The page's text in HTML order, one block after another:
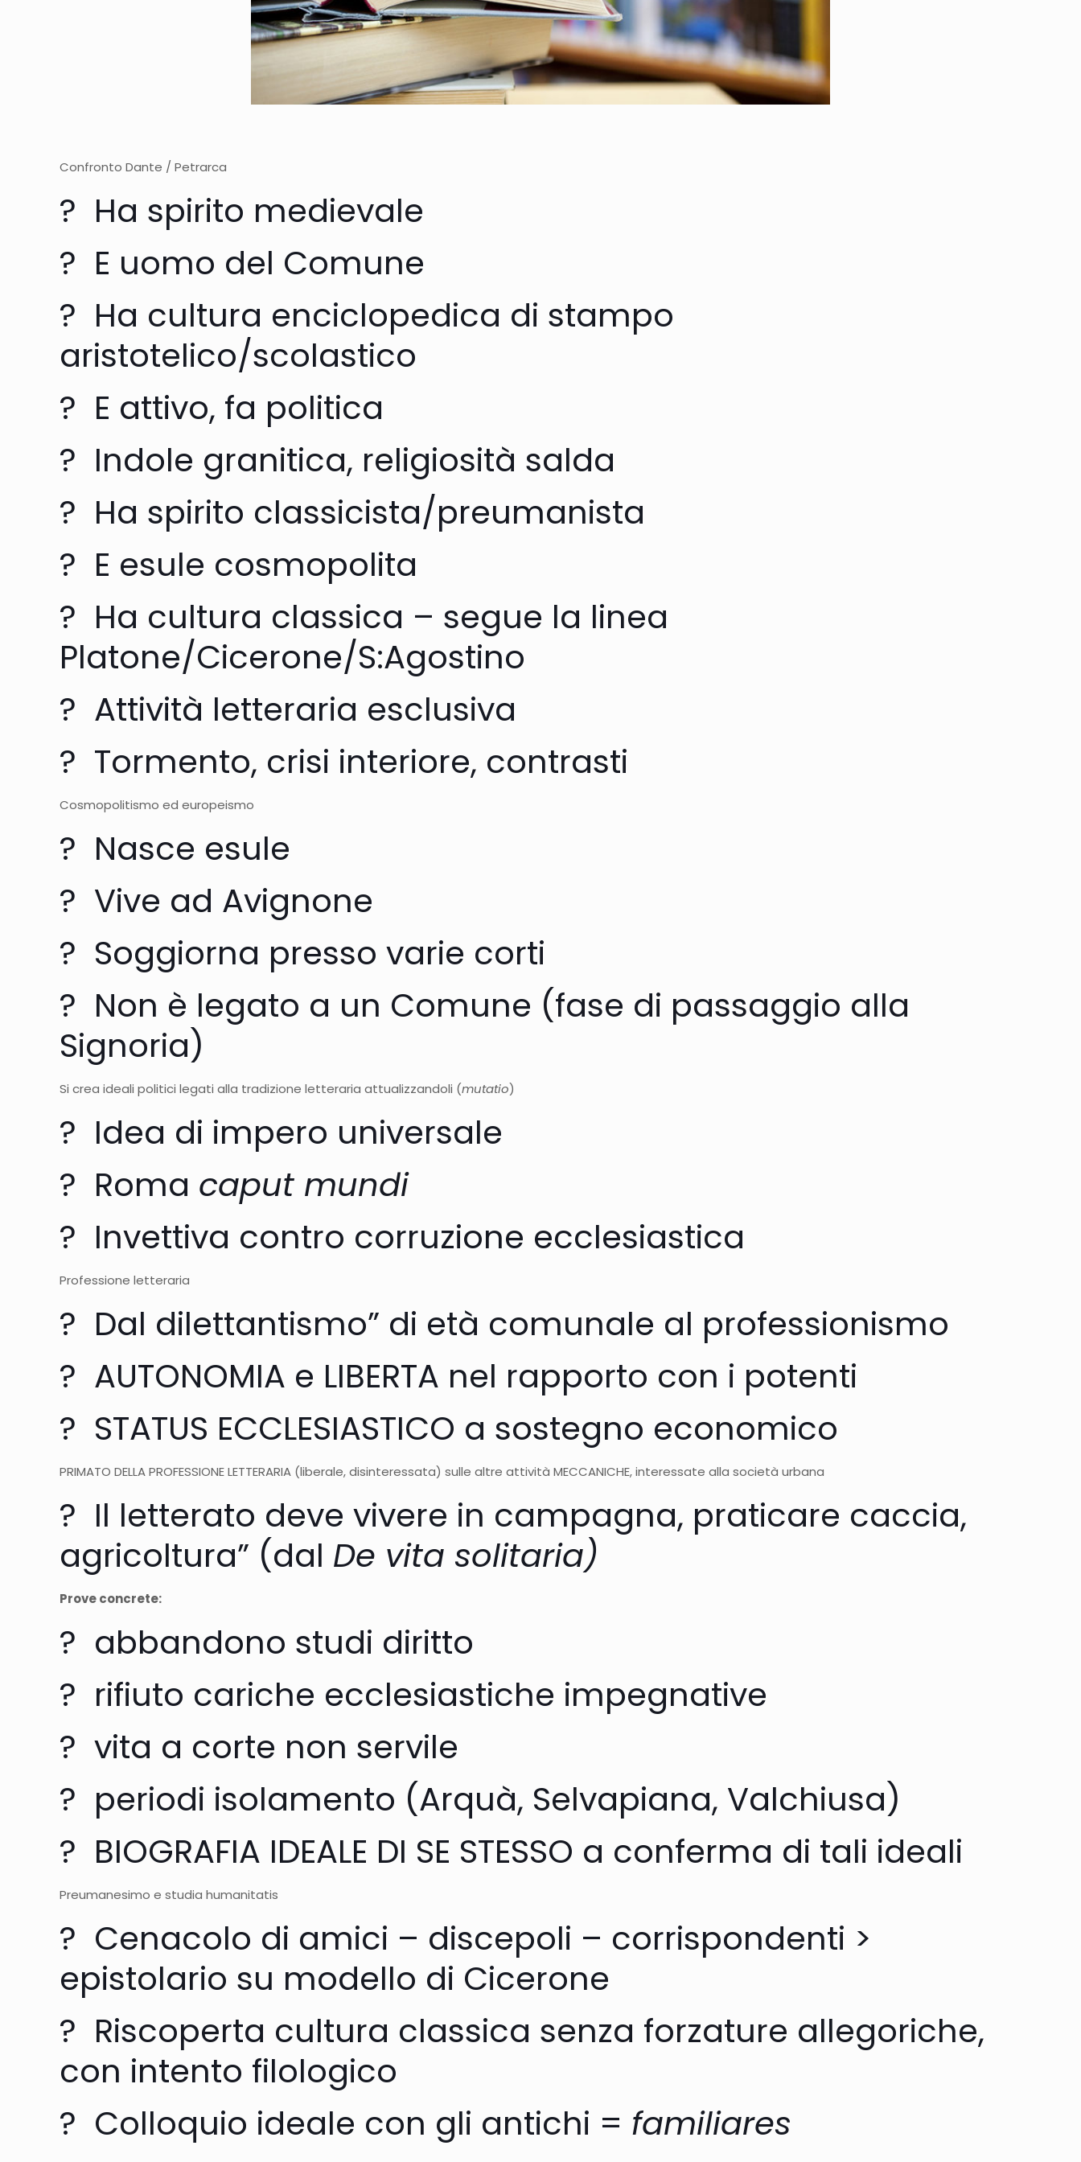
Confronto Dante / Petrarca
? Ha spirito medievale
? E uomo del Comune
? Ha cultura enciclopedica di stampo
aristotelico/scolastico
? E attivo, fa politica
? Indole granitica, religiosità salda
? Ha spirito classicista/preumanista
? E esule cosmopolita
? Ha cultura classica – segue la linea
Platone/Cicerone/S:Agostino
? Attività letteraria esclusiva
? Tormento, crisi interiore, contrasti
Cosmopolitismo ed europeismo
? Nasce esule
? Vive ad Avignone
? Soggiorna presso varie corti
? Non è legato a un Comune (fase di passaggio alla
Signoria)
Si crea ideali politici legati alla tradizione letteraria attualizzandoli (mutatio)
? Idea di impero universale
? Roma caput mundi
? Invettiva contro corruzione ecclesiastica
Professione letteraria
? Dal dilettantismo” di età comunale al professionismo
? AUTONOMIA e LIBERTA nel rapporto con i potenti
? STATUS ECCLESIASTICO a sostegno economico
PRIMATO DELLA PROFESSIONE LETTERARIA (liberale, disinteressata) sulle altre attività MECCANICHE, interessate alla società urbana
? Il letterato deve vivere in campagna, praticare caccia,
agricoltura” (dal De vita solitaria)
Prove concrete:
? abbandono studi diritto
? rifiuto cariche ecclesiastiche impegnative
? vita a corte non servile
? periodi isolamento (Arquà, Selvapiana, Valchiusa)
? BIOGRAFIA IDEALE DI SE STESSO a conferma di tali ideali
Preumanesimo e studia humanitatis
? Cenacolo di amici – discepoli – corrispondenti >
epistolario su modello di Cicerone
? Riscoperta cultura classica senza forzature allegoriche,
con intento filologico
? Colloquio ideale con gli antichi = familiares